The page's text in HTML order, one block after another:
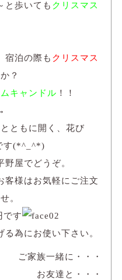
と歩いても クリスマス
泊の際も クリスマス
？
ムキャンドル ！！
とともに開く、花び
す(*^_^*)
野屋でどうぞ。
客様はお気軽にご注文
。
です
る為にお使い下さい。
ご家族一緒に・・・
お友達と・・・